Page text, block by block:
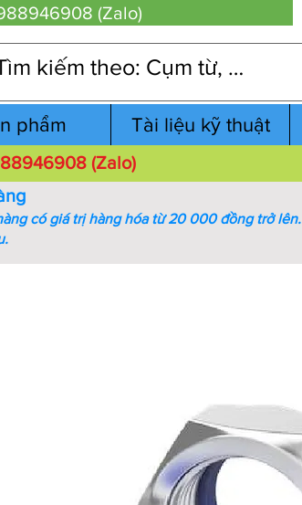
(Zalo)
phẩm Tài liệu kỹ thuật
(Zalo)
có giá trị hàng hóa từ 20 000 đồng trở lên.